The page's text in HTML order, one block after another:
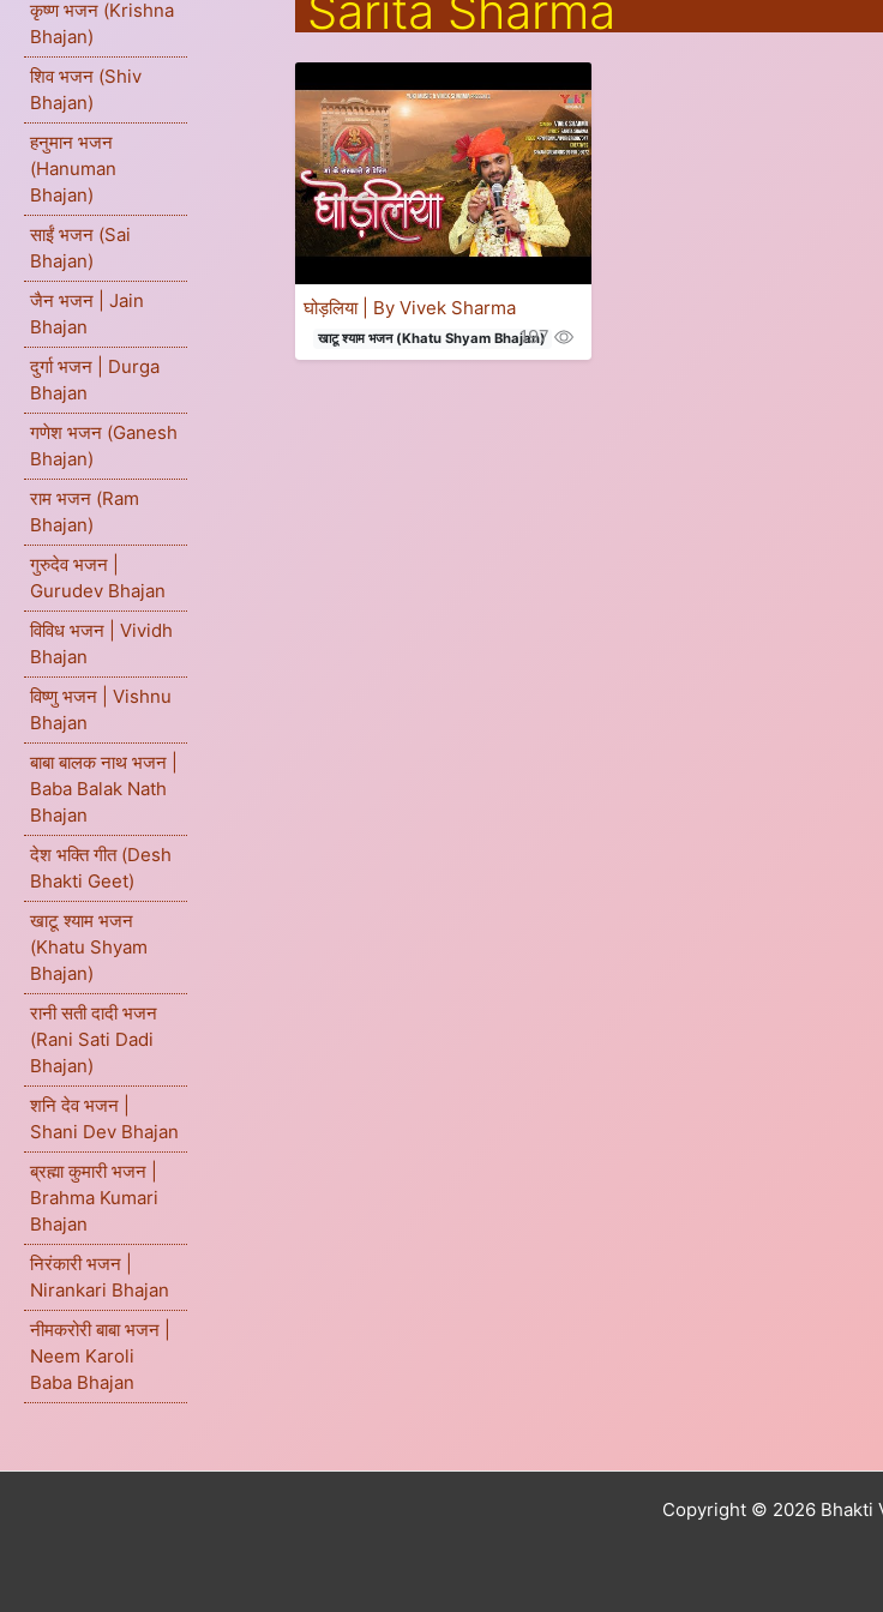
कृष्ण भजन (Krishna
Bhajan)
शिव भजन (Shiv
Bhajan)
हनुमान भजन
(Hanuman
Bhajan)
साईं भजन (Sai
Bhajan)
जैन भजन | Jain
Bhajan
दुर्गा भजन | Durga
Bhajan
गणेश भजन (Ganesh
Bhajan)
राम भजन (Ram
Bhajan)
गुरुदेव भजन |
Gurudev Bhajan
विविध भजन | Vividh
Bhajan
विष्णु भजन | Vishnu
Bhajan
बाबा बालक नाथ भजन |
Baba Balak Nath
Bhajan
देश भक्ति गीत (Desh
Bhakti Geet)
खाटू श्याम भजन
(Khatu Shyam
Bhajan)
रानी सती दादी भजन
(Rani Sati Dadi
Bhajan)
शनि देव भजन |
Shani Dev Bhajan
ब्रह्मा कुमारी भजन |
Brahma Kumari
Bhajan
निरंकारी भजन |
Nirankari Bhajan
नीमकरोरी बाबा भजन |
Neem Karoli
Baba Bhajan
घोड़लिया | By Vivek Sharma
खाटू श्याम भजन (Khatu Shyam Bhajan)
197
Copyright © 2026 Bhakti